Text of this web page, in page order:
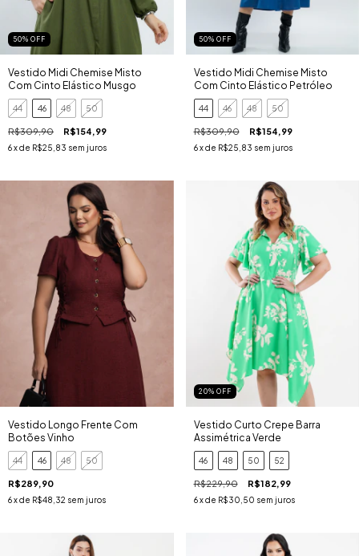
50% OFF
Vestido Midi Chemise Misto
Com Cinto Elástico Musgo
44 46 48 50
R$309,90 R$154,99
6x de R$25,83 sem juros
50% OFF
Vestido Midi Chemise Misto
Com Cinto Elástico Petróleo
44 46 48 50
R$309,90 R$154,99
6 x de R$25,83 sem juros
Vestido Longo Frente Com
Botões Vinho
44 46 48 50
R$289,90
6x de R$48,32 sem juros
20% OFF
Vestido Curto Crepe Barra
Assimétrica Verde
46 48 50 52
R$229,90 R$182,99
6 x de R$30,50 sem juros